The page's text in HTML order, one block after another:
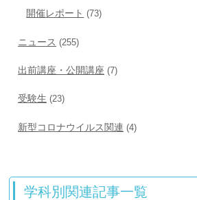
開催レポート (73)
ニュース (255)
出前講座・公開講座 (7)
受験生 (23)
新型コロナウイルス関連 (4)
学科別関連記事一覧